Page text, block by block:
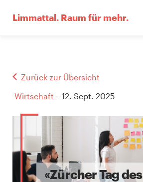
Limmattal. Raum für mehr.
Zurück zur Übersicht
Wirtschaft – 12. Sept. 2025
«Zürcher Tag des